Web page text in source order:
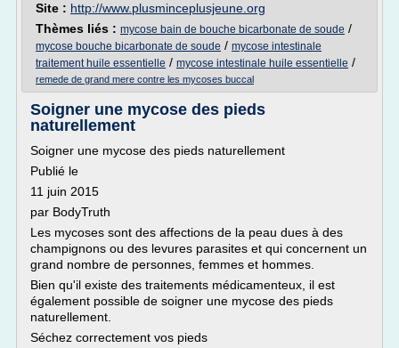
Site : http://www.plusminceplusjeune.org
Thèmes liés : mycose bain de bouche bicarbonate de soude /
mycose bouche bicarbonate de soude / mycose intestinale
traitement huile essentielle / mycose intestinale huile essentielle /
remede de grand mere contre les mycoses buccal
Soigner une mycose des pieds
naturellement
Soigner une mycose des pieds naturellement
Publié le
11 juin 2015
par BodyTruth
Les mycoses sont des affections de la peau dues à des
champignons ou des levures parasites et qui concernent un
grand nombre de personnes, femmes et hommes.
Bien qu'il existe des traitements médicamenteux, il est
également possible de soigner une mycose des pieds
naturellement.
Séchez correctement vos pieds